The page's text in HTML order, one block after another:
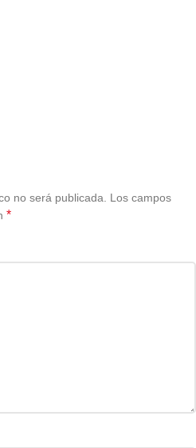
no será publicada.
Los campos
*